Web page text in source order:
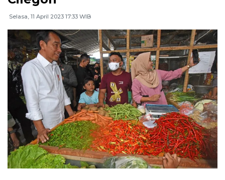
Selasa, 11 April 2023 17:33 WIB